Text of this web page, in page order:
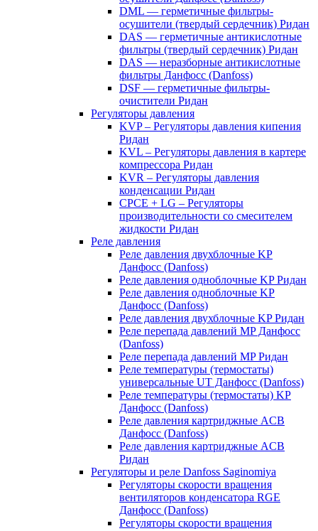
DML — герметичные фильтры-
осушители (твердый сердечник) Ридан
DAS — герметичные антикислотные
фильтры (твердый сердечник) Ридан
DAS — неразборные антикислотные
фильтры Данфосс (Danfoss)
DSF — герметичные фильтры-
очистители Ридан
Регуляторы давления
KVP – Регуляторы давления кипения
Ридан
KVL – Регуляторы давления в картере
компрессора Ридан
KVR – Регуляторы давления
конденсации Ридан
CPCE + LG – Регуляторы
производительности со смесителем
жидкости Ридан
Реле давления
Реле давления двухблочные KP
Данфосс (Danfoss)
Реле давления одноблочные KP Ридан
Реле давления одноблочные KP
Данфосс (Danfoss)
Реле давления двухблочные KP Ридан
Реле перепада давлений MP Данфосс
(Danfoss)
Реле перепада давлений MP Ридан
Реле температуры (термостаты)
универсальные UT Данфосс (Danfoss)
Реле температуры (термостаты) KP
Данфосс (Danfoss)
Реле давления картриджные ACB
Данфосс (Danfoss)
Реле давления картриджные ACB
Ридан
Регуляторы и реле Danfoss Saginomiya
Регуляторы скорости вращения
вентиляторов конденсатора RGE
Данфосс (Danfoss)
Регуляторы скорости вращения